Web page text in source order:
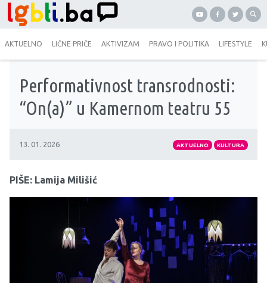
AKTUELNO LIČNE PRIČE AKTIVIZAM PRAVO I POLITIKA LIFESTYLE
Performativnost transrodnosti:
“On(a)” u Kamernom teatru 55
13. 01. 2026 AKTUELNO KULTURA
PIŠE: Lamija Milišić